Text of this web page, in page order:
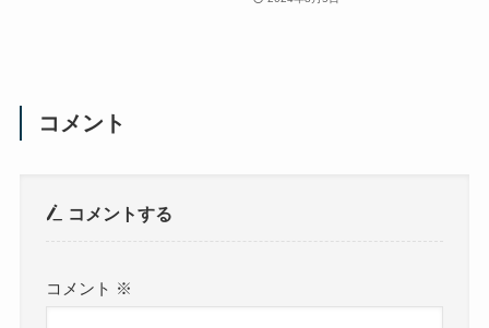
コメント
コメントする
コメント ※